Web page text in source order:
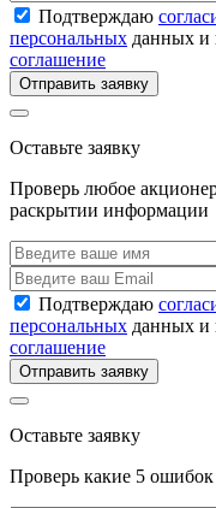
Подтверждаю
персональных данных
соглашение
Отправить заявку
Оставьте заявку
Проверь любое
раскрытии информации
Подтверждаю
персональных данных
соглашение
Отправить заявку
Оставьте заявку
Проверь какие 5